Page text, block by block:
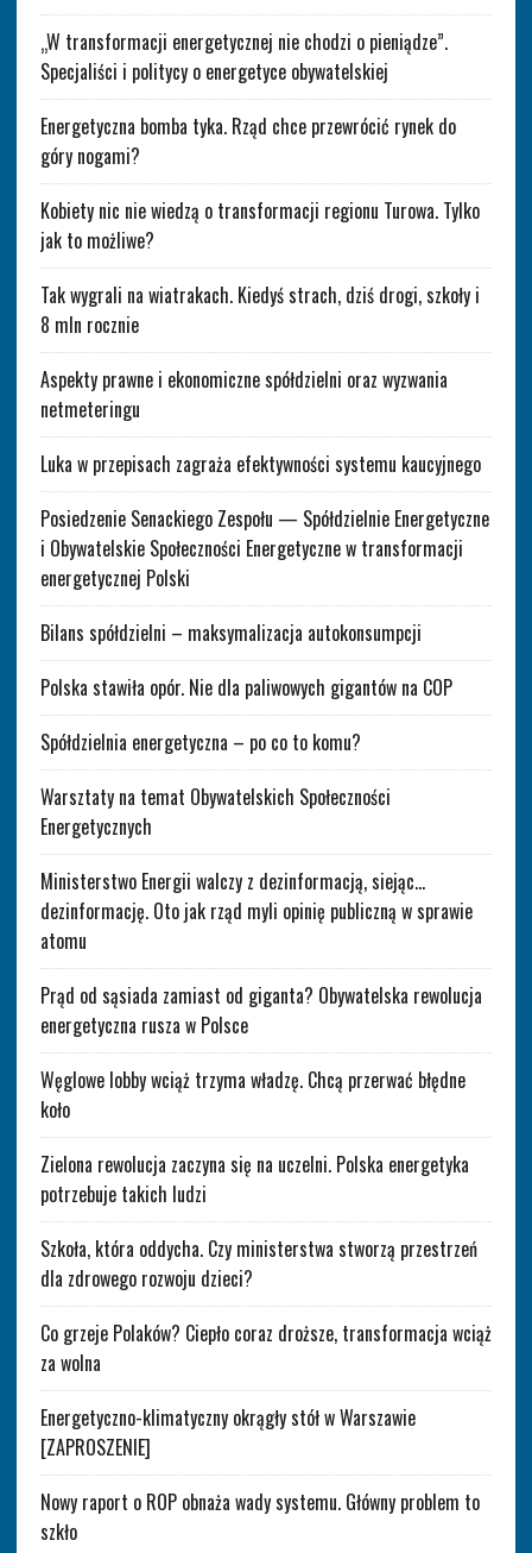
„W transformacji energetycznej nie chodzi o pieniądze”.
Specjaliści i politycy o energetyce obywatelskiej
Energetyczna bomba tyka. Rząd chce przewrócić rynek do
góry nogami?
Kobiety nic nie wiedzą o transformacji regionu Turowa. Tylko
jak to możliwe?
Tak wygrali na wiatrakach. Kiedyś strach, dziś drogi, szkoły i
8 mln rocznie
Aspekty prawne i ekonomiczne spółdzielni oraz wyzwania
netmeteringu
Luka w przepisach zagraża efektywności systemu kaucyjnego
Posiedzenie Senackiego Zespołu — Spółdzielnie Energetyczne
i Obywatelskie Społeczności Energetyczne w transformacji
energetycznej Polski
Bilans spółdzielni – maksymalizacja autokonsumpcji
Polska stawiła opór. Nie dla paliwowych gigantów na COP
Spółdzielnia energetyczna – po co to komu?
Warsztaty na temat Obywatelskich Społeczności
Energetycznych
Ministerstwo Energii walczy z dezinformacją, siejąc…
dezinformację. Oto jak rząd myli opinię publiczną w sprawie
atomu
Prąd od sąsiada zamiast od giganta? Obywatelska rewolucja
energetyczna rusza w Polsce
Węglowe lobby wciąż trzyma władzę. Chcą przerwać błędne
koło
Zielona rewolucja zaczyna się na uczelni. Polska energetyka
potrzebuje takich ludzi
Szkoła, która oddycha. Czy ministerstwa stworzą przestrzeń
dla zdrowego rozwoju dzieci?
Co grzeje Polaków? Ciepło coraz droższe, transformacja wciąż
za wolna
Energetyczno-klimatyczny okrągły stół w Warszawie
[ZAPROSZENIE]
Nowy raport o ROP obnaża wady systemu. Główny problem to
szkło